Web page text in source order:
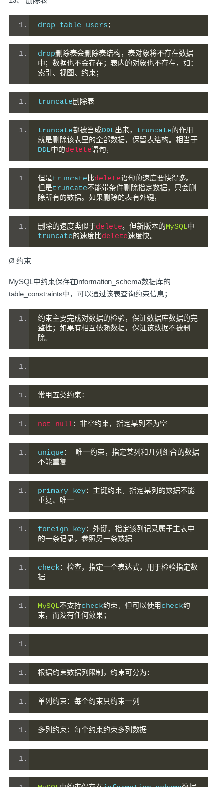
drop table users ;
drop删除表会删除表结构，表对象将不存在数据
中；数据也不会存在；表内的对象也不存在，如：
索引、视图、约束；
truncate删除表
truncate都被当成DDL出来， truncate的作用
就是删除该表里的全部数据，保留表结构。相当于
DDL中的delete语句，
但是truncate比delete语句的速度要快得多。
但是truncate不能带条件删除指定数据，只会删
除所有的数据。如果删除的表有外键，
删除的速度类似于delete。但新版本的MySQL中
truncate的速度比delete速度快。
Ø 约束
MySQL中约束保存在information_schema数据库的
table_constraints中，可以通过该表查询约束信息；
约束主要完成对数据的检验，保证数据库数据的完
整性；如果有相互依赖数据，保证该数据不被删
除。
常用五类约束：
not null：非空约束，指定某列不为空
unique：
唯一约束，指定某列和几列组合的数据
不能重复
primary key：主键约束，指定某列的数据不能
重复、唯一
foreign key：外键，指定该列记录属于主表中
的一条记录，参照另一条数据
check：检查，指定一个表达式，用于检验指定数
据
MySQL不支持check约束，但可以使用check约
束，而没有任何效果；
根据约束数据列限制，约束可分为：
单列约束：每个约束只约束一列
多列约束：每个约束约束多列数据